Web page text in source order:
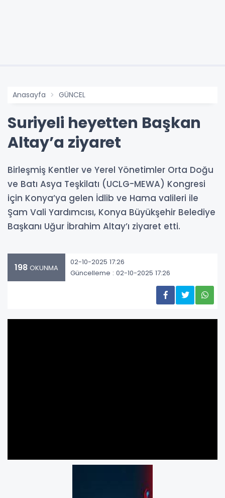
Anasayfa GÜNCEL
Suriyeli heyetten Başkan
Altay’a ziyaret
Birleşmiş Kentler ve Yerel Yönetimler Orta Doğu
ve Batı Asya Teşkilatı (UCLG-MEWA) Kongresi
için Konya’ya gelen İdlib ve Hama valileri ile
Şam Vali Yardımcısı, Konya Büyükşehir Belediye
Başkanı Uğur İbrahim Altay’ı ziyaret etti.
198 OKUNMA
02-10-2025 17:26
Güncelleme : 02-10-2025 17:26